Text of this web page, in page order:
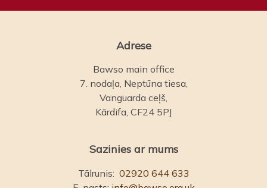
Adrese
Bawso main office
7. nodaļa, Neptūna tiesa,
Vanguarda ceļš,
Kārdifa, CF24 5PJ
Sazinies ar mums
Tālrunis: 02920 644 633